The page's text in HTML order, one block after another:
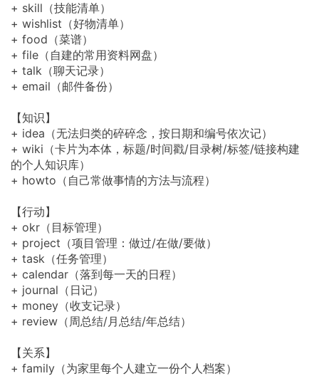
+ skill（技能清单）
+ wishlist（好物清单）
+ food（菜谱）
+ file（自建的常用资料网盘）
+ talk（聊天记录）
+ email（邮件备份）
【知识】
+ idea（无法归类的碎碎念，按日期和编号依次记）
+ wiki（卡片为本体，标题/时间戳/目录树/标签/链接构建
的个人知识库）
+ howto（自己常做事情的方法与流程）
【行动】
+ okr（目标管理）
+ project（项目管理：做过/在做/要做）
+ task（任务管理）
+ calendar（落到每一天的日程）
+ journal（日记）
+ money（收支记录）
+ review（周总结/月总结/年总结）
【关系】
+ family（为家里每个人建立一份个人档案）